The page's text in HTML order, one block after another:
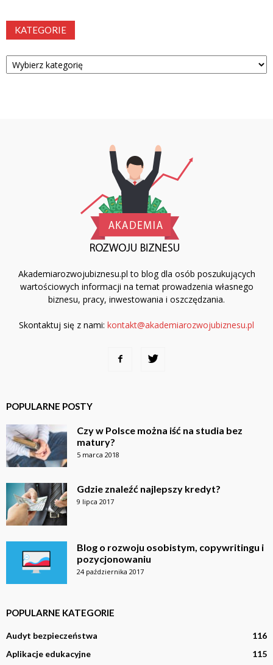
KATEGORIE
Kategorie
Akademiarozwojubiznesu.pl to blog dla osób poszukujących
wartościowych informacji na temat prowadzenia własnego
biznesu, pracy, inwestowania i oszczędzania.
Skontaktuj się z nami: kontakt@akademiarozwojubiznesu.pl
POPULARNE POSTY
Czy w Polsce można iść na studia bez
matury?
5 marca 2018
Gdzie znaleźć najlepszy kredyt?
9 lipca 2017
Blog o rozwoju osobistym, copywritingu i
pozycjonowaniu
24 października 2017
POPULARNE KATEGORIE
Audyt bezpieczeństwa
116
Aplikacje edukacyjne
115